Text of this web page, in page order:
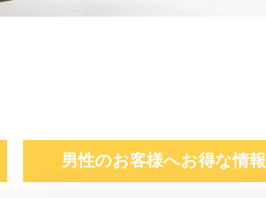
男性のお客様へお得な情報